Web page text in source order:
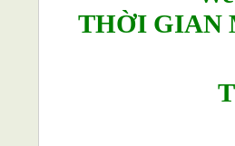
THỜI GIAN